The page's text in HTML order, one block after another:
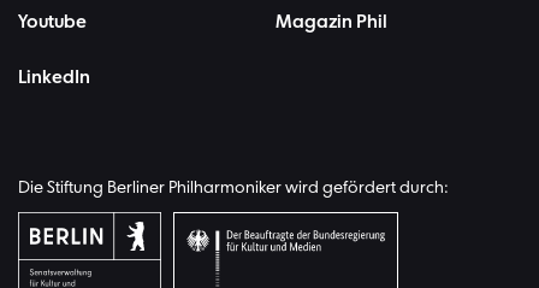
Youtube
LinkedIn
Magazin Phil
Die Stiftung Berliner Philharmoniker wird gefördert durch: